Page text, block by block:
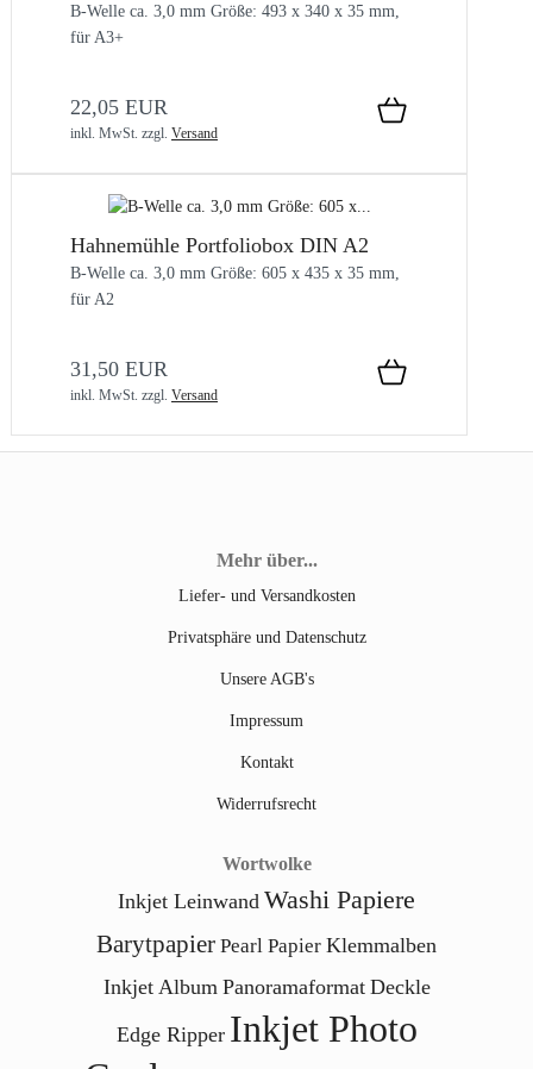
B-Welle ca. 3,0 mm Größe: 493 x 340 x 35 mm,
für A3+
22,05 EUR
inkl. MwSt. zzgl. Versand
Hahnemühle Portfoliobox DIN A2
B-Welle ca. 3,0 mm Größe: 605 x 435 x 35 mm,
für A2
31,50 EUR
inkl. MwSt. zzgl. Versand
Mehr über...
Liefer- und Versandkosten
Privatsphäre und Datenschutz
Unsere AGB's
Impressum
Kontakt
Widerrufsrecht
Wortwolke
Inkjet Leinwand Washi Papiere
Barytpapier Pearl Papier Klemmalben
Inkjet Album Panoramaformat Deckle
Edge Ripper Inkjet Photo